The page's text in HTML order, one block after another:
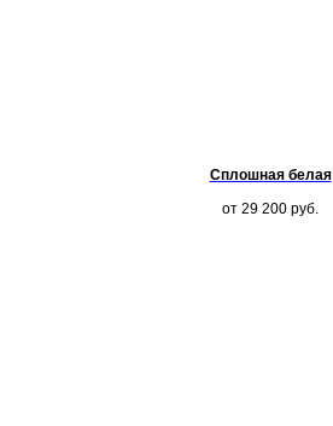
Сплошная белая
от 29 200 руб.